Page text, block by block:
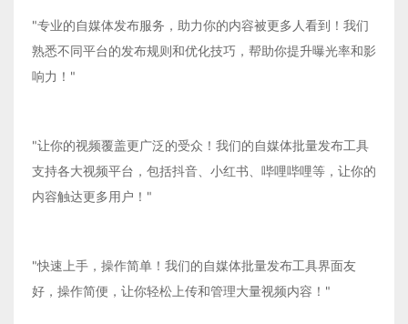
"专业的自媒体发布服务，助力你的内容被更多人看到！我们
熟悉不同平台的发布规则和优化技巧，帮助你提升曝光率和影
响力！"
"让你的视频覆盖更广泛的受众！我们的自媒体批量发布工具
支持各大视频平台，包括抖音、小红书、哔哩哔哩等，让你的
内容触达更多用户！"
"快速上手，操作简单！我们的自媒体批量发布工具界面友
好，操作简便，让你轻松上传和管理大量视频内容！"